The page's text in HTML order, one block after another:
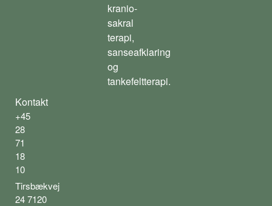
kranio-
sakral
terapi,
sanseafklaring
og
tankefeltterapi.
Kontakt
+45
28
71
18
10
Tirsbækvej
24 7120